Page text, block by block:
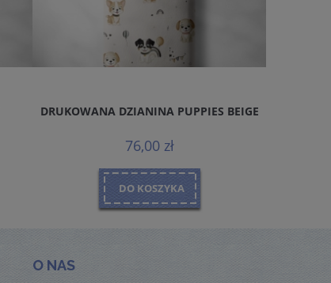
DRUKOWANA DZIANINA PUPPIES BEIGE
76,00 zł
DO KOSZYKA
O NAS